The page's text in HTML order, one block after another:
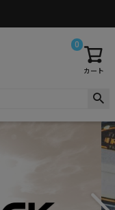
カート
0